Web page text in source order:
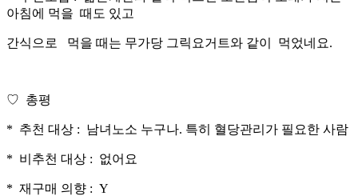
아침에 먹을 때도 있고
간식으로 먹을 때는 무가당 그릭요거트와 같이 먹었네요.
♡ 총평
* 추천 대상 : 남녀노소 누구나. 특히 혈당관리가 필요한 사람
* 비추천 대상 : 없어요
* 재구매 의향 : Y